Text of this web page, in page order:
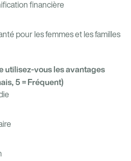
financière
pour les femmes et les familles
utilisez-vous les avantages
5 = Fréquent)